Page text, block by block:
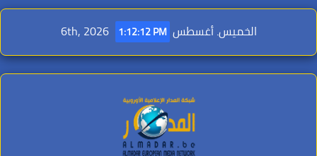
Skip
content
الخميس. أغسطس 6th, 2026 1:12:14 PM